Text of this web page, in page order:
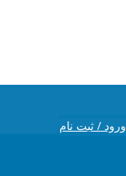
ورود / ثبت نام